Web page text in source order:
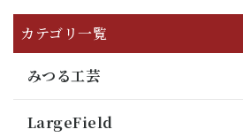
カテゴリ一覧
みつる工芸
LargeField